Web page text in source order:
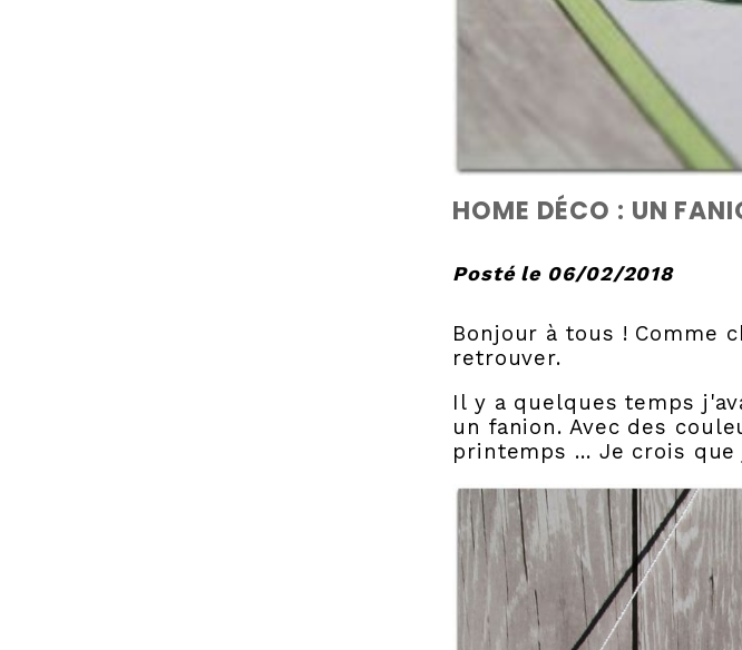
HOME DÉCO : UN
Posté le 06/02/2018
Bonjour à tous ! Comme
retrouver.
Il y a quelques temps
un fanion. Avec des
printemps ... Je crois